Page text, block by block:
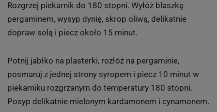
Rozgrzej piekarnik do 180 stopni. Wyłóż blaszkę
pergaminem, wysyp dynię, skrop oliwą, delikatnie
dopraw solą i piecz około 15 minut.
Potnij jabłko na plasterki, rozłóż na pergaminie,
posmaruj z jednej strony syropem i piecz 10 minut w
piekarniku rozgrzanym do temperatury 180 stopni.
Posyp delikatnie mielonym kardamonem i cynamonem.